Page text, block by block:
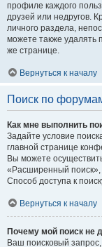
профиле каждого
друзей или недругов.
личного раздела,
можете также удалять
же странице.
Вернуться к началу
Поиск по
Как мне выполнить
Задайте условие
главной странице
Вы можете
«Расширенный поиск»,
Способ доступа к
Вернуться к началу
Почему мой поиск не
Ваш поисковый